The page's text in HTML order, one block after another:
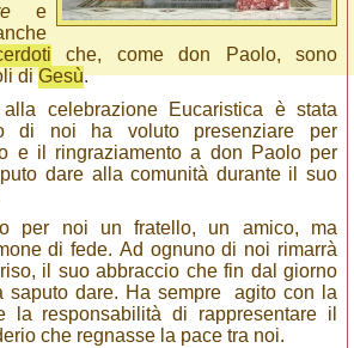
e
che, come don Paolo, sono
diGesù.
celebrazione Eucaristica è stata
di noi ha voluto presenziare per
e il ringraziamento a don Paolo per
dare alla comunità durante il suo
per noi un fratello, un amico, ma
di fede. Ad ognuno di noi rimarrà
il suo abbraccio che fin dal giorno
saputo dare. Ha sempre agito con la
la responsabilità di rappresentare il
che regnasse la pace tra noi.